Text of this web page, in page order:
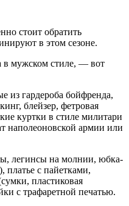
стоит обратить
в этом сезоне.
в мужском стиле, — вот
из гардероба бойфренда,
блейзер, фетровая
куртки в стиле милитари
наполеоновской армии или
легинсы на молнии, юбка-
платье с пайетками,
пластиковая
с трафаретной печатью.